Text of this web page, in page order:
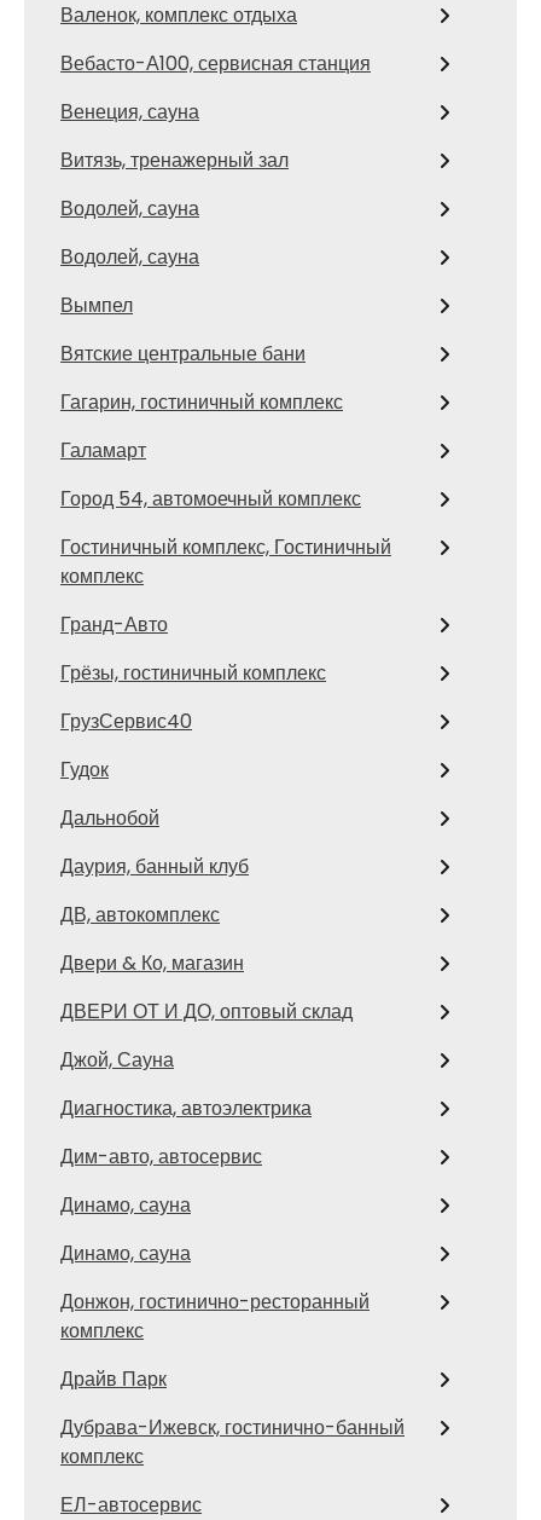
Валенок, комплекс отдыха
Вебасто-А100, сервисная станция
Венеция, сауна
Витязь, тренажерный зал
Водолей, сауна
Водолей, сауна
Вымпел
Вятские центральные бани
Гагарин, гостиничный комплекс
Галамарт
Город 54, автомоечный комплекс
Гостиничный комплекс, Гостиничный
комплекс
Гранд-Авто
Грёзы, гостиничный комплекс
ГрузСервис40
Гудок
Дальнобой
Даурия, банный клуб
ДВ, автокомплекс
Двери & Ко, магазин
ДВЕРИ ОТ И ДО, оптовый склад
Джой, Сауна
Диагностика, автоэлектрика
Дим-авто, автосервис
Динамо, сауна
Динамо, сауна
Донжон, гостинично-ресторанный
комплекс
Драйв Парк
Дубрава-Ижевск, гостинично-банный
комплекс
ЕЛ-автосервис